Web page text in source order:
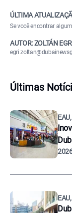
ÚLTIMA
Se você encontrar
AUTOR: ZOLTÁN
Últimas